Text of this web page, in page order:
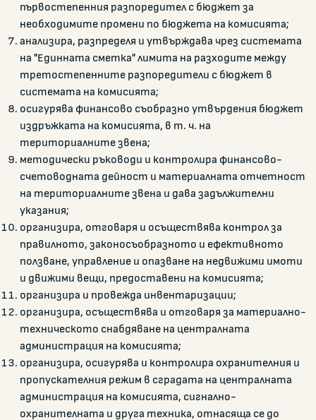
първостепенния разпоредител с бюджет за
необходимите промени по бюджета на комисията;
анализира, разпределя и утвърждава чрез системата
на "Единната сметка" лимита на разходите между
третостепенните разпоредители с бюджет в
системата на комисията;
осигурява финансово съобразно утвърдения бюджет
издръжката на комисията, в т. ч. на
териториалните звена;
методически ръководи и контролира финансово-
счетоводната дейност и материалната отчетност
на териториалните звена и дава задължителни
указания;
организира, отговаря и осъществява контрол за
правилното, законосъобразното и ефективното
ползване, управление и опазване на недвижими имоти
и движими вещи, предоставени на комисията;
организира и провежда инвентаризации;
организира, осъществява и отговаря за материално-
техническото снабдяване на централната
администрация на комисията;
организира, осигурява и контролира охранителния и
пропускателния режим в сградата на централната
администрация на комисията, сигнално-
охранителната и друга техника, отнасяща се до